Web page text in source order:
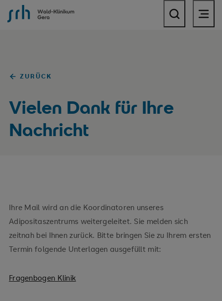
SRH Wald-Klinikum Gera
ZURÜCK
Vielen Dank für Ihre
Nachricht
Ihre Mail wird an die Koordinatoren unseres
Adipositaszentrums weitergeleitet. Sie melden sich
zeitnah bei Ihnen zurück. Bitte bringen Sie zu Ihrem ersten
Termin folgende Unterlagen ausgefüllt mit:
Fragenbogen Klinik